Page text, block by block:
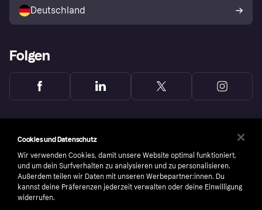
Käuferschutzrichtlinie
Deutschland
Folgen
Cookies und Datenschutz
Wir verwenden Cookies, damit unsere Website optimal funktioniert,
und um dein Surfverhalten zu analysieren und zu personalisieren.
Außerdem teilen wir Daten mit unseren Werbepartner:innen. Du
kannst deine Präferenzen jederzeit verwalten oder deine Einwilligung
widerrufen.